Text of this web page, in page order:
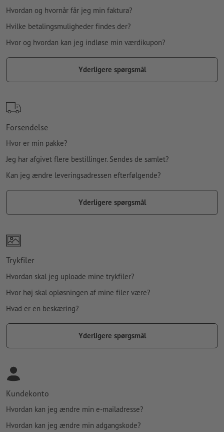
Hvordan og hvornår får jeg min faktura?
Hvilke betalingsmuligheder findes der?
Hvor og hvordan kan jeg indløse min værdikupon?
Yderligere spørgsmål
Forsendelse
Hvor er min pakke?
Jeg har afgivet flere bestillinger. Sendes de samlet?
Kan jeg ændre leveringsadressen efterfølgende?
Yderligere spørgsmål
Trykfiler
Hvordan skal jeg uploade mine trykfiler?
Hvor høj skal opløsningen af mine filer være?
Hvad er en beskæring?
Yderligere spørgsmål
Kundekonto
Hvordan kan jeg ændre min e-mailadresse?
Hvordan kan jeg ændre min adgangskode?